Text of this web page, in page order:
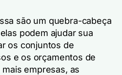
são um quebra-cabeça
podem ajudar sua
os conjuntos de
e os orçamentos de
empresas, as